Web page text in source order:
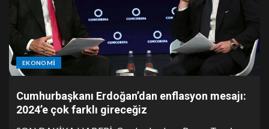
EKONOMI
Cumhurbaşkanı Erdoğan’dan enflasyon mesajı:
2024’e çok farklı gireceğiz